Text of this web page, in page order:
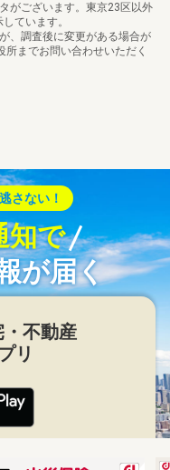
がございます。東京23区以外
ています。
、調査後に変更がある場合が
までお問い合わせいただく
さない！
知で
が届く
不動産
リ